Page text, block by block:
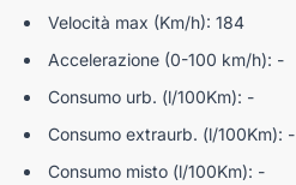
Velocità max (Km/h): 184
Accelerazione (0-100 km/h): -
Consumo urb. (l/100Km): -
Consumo extraurb. (l/100Km): -
Consumo misto (l/100Km): -